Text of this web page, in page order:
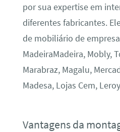
por sua expertise em
diferentes fabricantes.
de mobiliário de
MadeiraMadeira, Mobly,
Marabraz, Magalu,
Madesa, Lojas Cem,
Vantagens da